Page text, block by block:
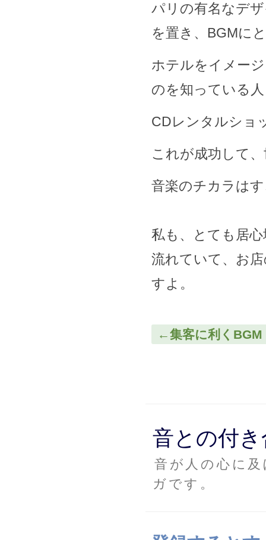
パリの有名なデ
を置き、BGMに
ホテルをイメー
のを知っている
CDレンタルショ
これが成功して
音楽のチカラは
私も、とても居
流れていて、お
すよ。
←集客に利くBGM
音との付
音が人の心に
ガです。